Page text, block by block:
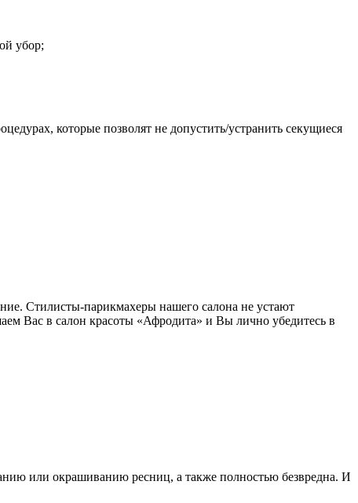
убор;
которые позволят не допустить/устранить секущиеся
Стилисты-парикмахеры нашего салона не устают
Вас в салон красоты «Афродита» и Вы лично убедитесь в
или окрашиванию ресниц, а также полностью безвредна. И